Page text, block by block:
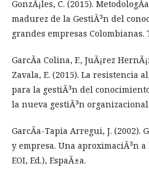
GonzÃ¡les, C. (2015).
madurez de la GestiÃ³n del
grandes empresas Colombianas.
GarcÃ­a Colina, F., JuÃ¡rez
Zavala, E. (2015). La resistencia
para la gestiÃ³n del
la nueva gestiÃ³n organizacional
GarcÃ­a-Tapia Arregui, J. (2002).
y empresa. Una aproximaciÃ³n
EOI, Ed.), EspaÃ±a.